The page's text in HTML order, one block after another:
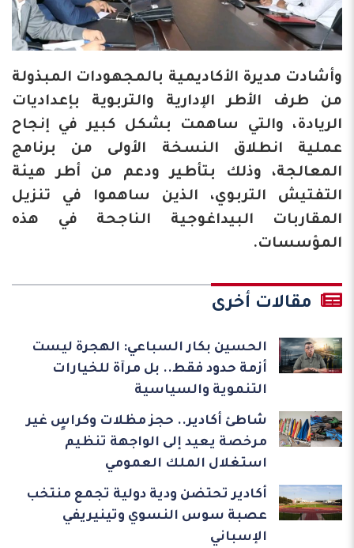
وأشادت مديرة الأكاديمية بالمجهودات المبذولة
من طرف الأطر الإدارية والتربوية بإعداديات
الريادة، والتي ساهمت بشكل كبير في إنجاح
عملية انطلاق النسخة الأولى من برنامج
المعالجة، وذلك بتأطير ودعم من أطر هيئة
التفتيش التربوي، الذين ساهموا في تنزيل
المقاربات البيداغوجية الناجحة في هذه
المؤسسات.
مقالات أخرى
الحسين بكار السباعي: الهجرة ليست
أزمة حدود فقط.. بل مرآة للخيارات
التنموية والسياسية
شاطئ أكادير.. حجز مظلات وكراسٍ غير
مرخصة يعيد إلى الواجهة تنظيم
استغلال الملك العمومي
أكادير تحتضن ودية دولية تجمع منتخب
عصبة سوس النسوي وتينيريفي
الإسباني